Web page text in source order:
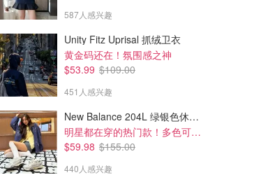
587人感兴趣
Unity Fitz Uprisal 抓绒卫衣
黄金码还在！氛围感之神
$53.99 $109.00
451人感兴趣
New Balance 204L 绿银色休闲鞋
明星都在穿的热门款！多色可选 3.8折
$59.98 $155.00
440人感兴趣